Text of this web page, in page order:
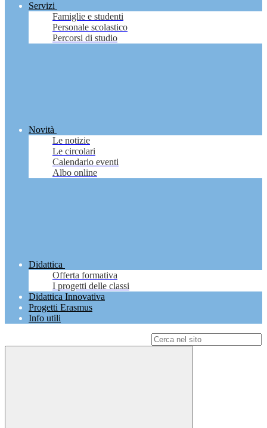
Servizi
Famiglie e studenti
Personale scolastico
Percorsi di studio
Novità
Le notizie
Le circolari
Calendario eventi
Albo online
Didattica
Offerta formativa
I progetti delle classi
Didattica Innovativa
Progetti Erasmus
Info utili